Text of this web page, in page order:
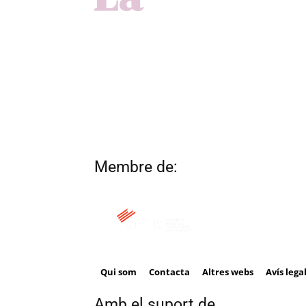
Membre de:
Qui som Contacta Altres webs Avís legal